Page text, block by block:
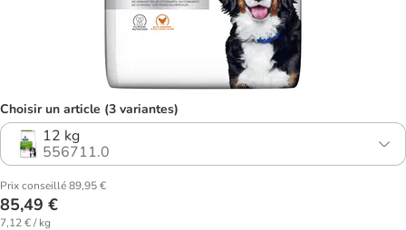
Choisir un article (3 variantes)
12 kg
556711.0
Prix conseillé 89,95 €
85,49 €
7,12 € / kg